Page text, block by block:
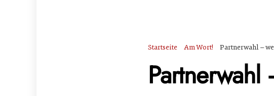
Startseite Am Wort! Partnerwahl –